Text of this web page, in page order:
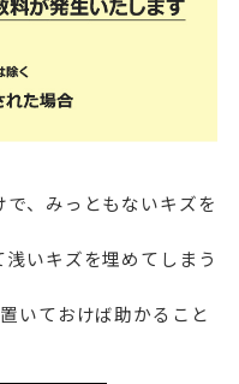
、みっともないキズを
いキズを埋めてしまう
いておけば助かること